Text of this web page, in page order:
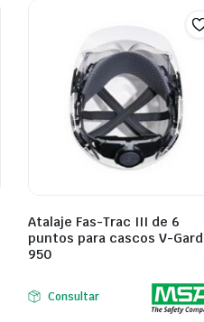
Atalaje Fas-Trac III de 6
puntos para cascos V-Gard
950
Consultar